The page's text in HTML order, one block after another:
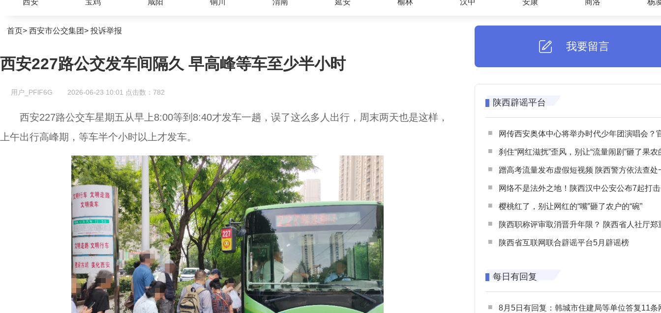
西安 宝鸡 咸阳 铜川 渭南 延安 榆林 汉中 安康 商洛 杨
首页> 西安市公交集团> 投诉举报
西安227路公交发车间隔久 早高峰等车至少半小时
用户_PFlF6G 2026-06-23 10:01 点击数： 782
西安227路公交车星期五从早上8:00等到8:40才发车一趟，误了这么多人出行，周末两天也是这样，
上午出行高峰期，等车半个小时以上才发车。
我要留言
陕西辟谣平台
网传西安奥体中心将举办时代少年团演唱会？官方回应：纯
刹住“网红滋扰”歪风，别让“流量闹剧”砸了果农
蹭高考流量发布虚假短视频 陕西警方依法查处一起涉高考网络
网络不是法外之地！陕西汉中公安公布7起打击整治网谣网暴典型
樱桃红了，别让网红的“嘴”砸了农户的“碗”
陕西职称评审取消晋升年限？ 陕西省人社厅郑重声明 谨防职称评审不实言
陕西省互联网联合辟谣平台5月辟谣榜
每日有回复
8月5日有回复：韩城市住建局等单位答复11条网民